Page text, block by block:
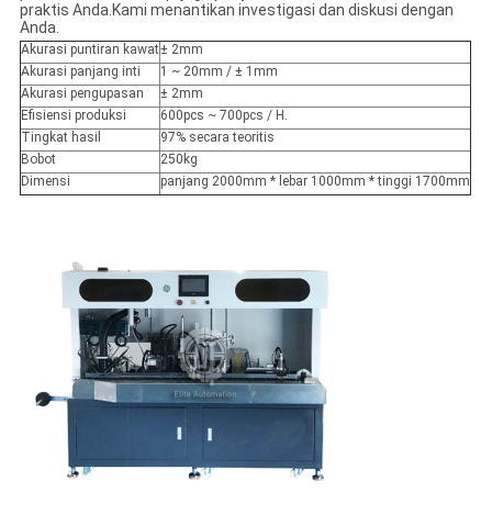
praktis Anda.Kami menantikan investigasi dan diskusi dengan
Anda.
Akurasi puntiran kawat± 2mm
Akurasi panjang inti
1 ~ 20mm / ± 1mm
Akurasi pengupasan
± 2mm
Efisiensi produksi
600pcs ~ 700pcs / H.
Tingkat hasil
97% secara teoritis
Bobot
250kg
Dimensi
panjang 2000mm * lebar 1000mm * tinggi 1700mm